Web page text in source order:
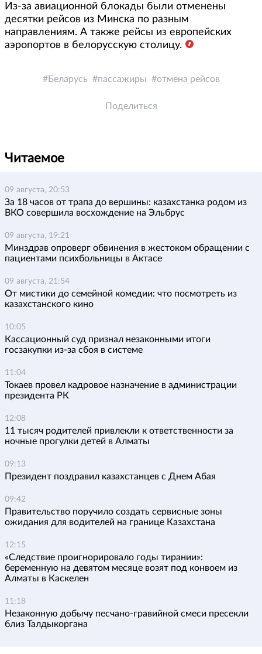
Из-за авиационной блокады были отменены
десятки рейсов из Минска по разным
направлениям. А также рейсы из европейских
аэропортов в белорусскую столицу.
Беларусь пассажиры отмена рейсов
Поделиться
Читаемое
09 августа, 20:53
За 18 часов от трапа до вершины: казахстанка родом из
ВКО совершила восхождение на Эльбрус
09 августа, 19:21
Минздрав опроверг обвинения в жестоком обращении с
пациентами психбольницы в Актасе
09 августа, 21:54
От мистики до семейной комедии: что посмотреть из
казахстанского кино
10:05
Кассационный суд признал незаконными итоги
госзакупки из-за сбоя в системе
11:04
Токаев провел кадровое назначение в администрации
президента РК
12:08
11 тысяч родителей привлекли к ответственности за
ночные прогулки детей в Алматы
09:13
Президент поздравил казахстанцев с Днем Абая
09:42
Правительство поручило создать сервисные зоны
ожидания для водителей на границе Казахстана
12:15
«Следствие проигнорировало годы тирании»:
беременную на девятом месяце возят под конвоем из
Алматы в Каскелен
11:18
Незаконную добычу песчано-гравийной смеси пресекли
близ Талдыкоргана